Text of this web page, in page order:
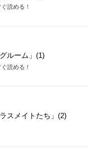
読める！
ルーム」(1)
読める！
スメイトたち」(2)